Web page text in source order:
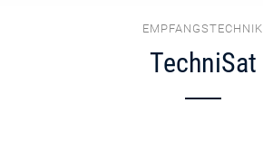
EMPFANGSTECHNIK
TechniSat